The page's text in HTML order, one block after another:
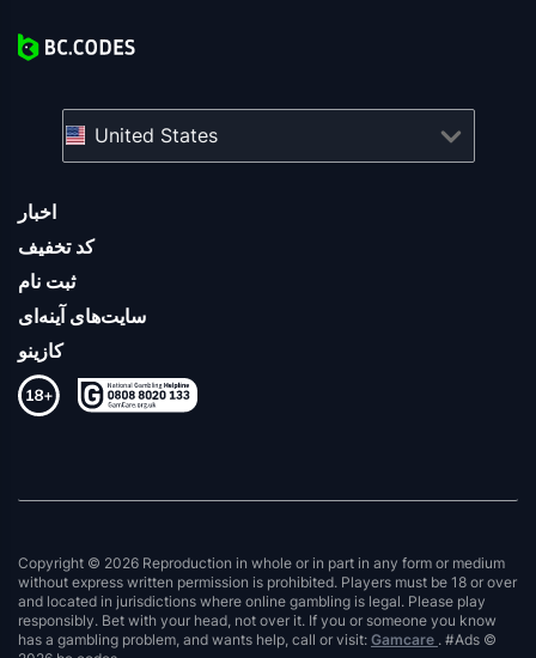
اخبار
کد تخفیف
ثبت نام
سایت‌های آینه‌ای
کازینو
United States
Copyright © 2026 Reproduction in whole or in part in any form or medium
without express written permission is prohibited. Players must be 18 or over
and located in jurisdictions where online gambling is legal. Please play
responsibly. Bet with your head, not over it. If you or someone you know
has a gambling problem, and wants help, call or visit: Gamcare . #Ads ©